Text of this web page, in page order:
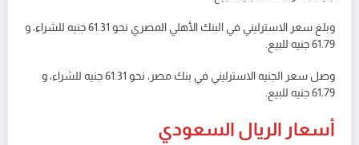
وبلغ سعر الاسترليني في البنك الأهلي المصري نحو 61.31 جنيه للشراء، و
61.79 جنيه للبيع.
وصل سعر الجنيه الاسترليني في بنك مصر، نحو 61.31 جنيه للشراء، و
61.79 جنيه للبيع.
أسعار الريال السعودي